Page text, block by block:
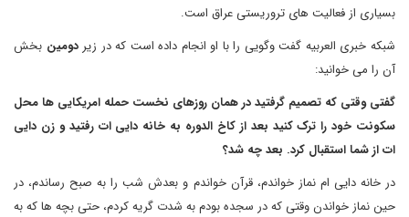
بسیاری از فعالیت های تروریستی عراق است.
شبکه خبری العربیه گفت وگویی را با او انجام داده است که در زیردومین بخش
آن را می خوانید:
گفتی وقتی که تصمیم گرفتید در همان روزهای نخست حمله امریکایی ها محل
سکونت خود را ترک کنید بعد از کاخ الدوره به خانه دایی ات رفتید و زن دایی
ات از شما استقبال کرد. بعد چه شد؟
در خانه دایی ام نماز خواندم، قرآن خواندم و بعدش شب را به صبح رساندم، در
حین نماز خواندن وقتی که در سجده بودم به شدت گریه کردم، حتی بچه ها که به